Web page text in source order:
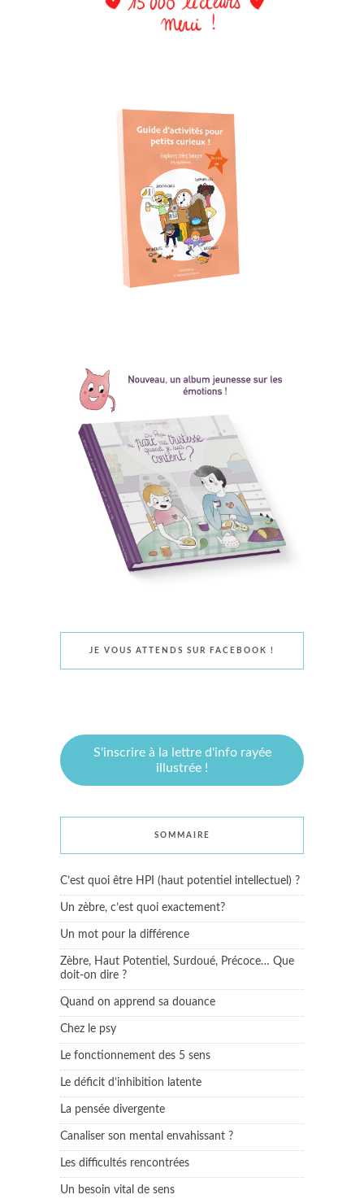
JE VOUS ATTENDS SUR FACEBOOK !
S'inscrire à la lettre d'info rayée
illustrée !
SOMMAIRE
C’est quoi être HPI (haut potentiel intellectuel) ?
Un zèbre, c’est quoi exactement?
Un mot pour la différence
Zèbre, Haut Potentiel, Surdoué, Précoce… Que
doit-on dire ?
Quand on apprend sa douance
Chez le psy
Le fonctionnement des 5 sens
Le déficit d’inhibition latente
La pensée divergente
Canaliser son mental envahissant ?
Les difficultés rencontrées
Un besoin vital de sens